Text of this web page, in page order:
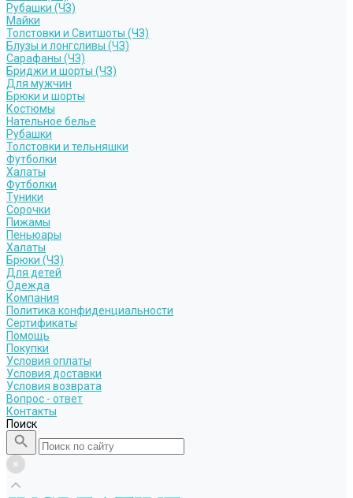
Рубашки (ЧЗ)
Майки
Толстовки и Свитшоты (ЧЗ)
Блузы и лонгсливы (ЧЗ)
Сарафаны (ЧЗ)
Бриджи и шорты (ЧЗ)
Для мужчин
Брюки и шорты
Костюмы
Нательное белье
Рубашки
Толстовки и тельняшки
Футболки
Халаты
Футболки
Туники
Сорочки
Пижамы
Пеньюары
Халаты
Брюки (ЧЗ)
Для детей
Одежда
Компания
Политика конфиденциальности
Сертификаты
Помощь
Покупки
Условия оплаты
Условия доставки
Условия возврата
Вопрос - ответ
Контакты
Поиск